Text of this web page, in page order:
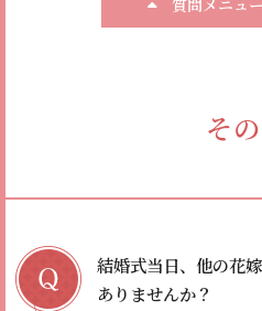
質問メニュ
そ
結婚式当日、他の花
ありませんか？